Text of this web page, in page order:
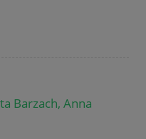
Barzach, Anna